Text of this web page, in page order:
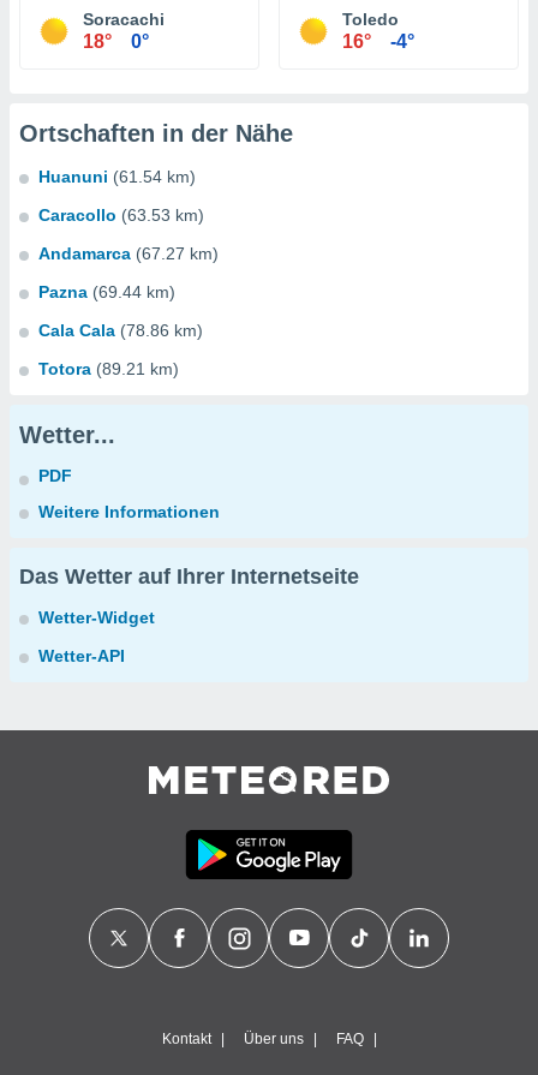
Soracachi
18° 0°
Toledo
16° -4°
Ortschaften in der Nähe
Huanuni (61.54 km)
Caracollo (63.53 km)
Andamarca (67.27 km)
Pazna (69.44 km)
Cala Cala (78.86 km)
Totora (89.21 km)
Wetter...
PDF
Weitere Informationen
Das Wetter auf Ihrer Internetseite
Wetter-Widget
Wetter-API
Kontakt Über uns FAQ